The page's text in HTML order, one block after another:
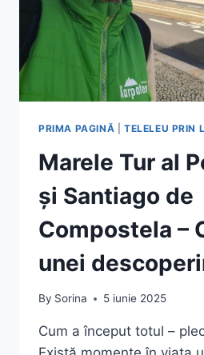
PRIMA PAGINĂ TELELEU PRIN
Marele Tur al
și Santiago de
Compostela –
unei
By Sorina 5 iunie 2025
Cum a început totul –